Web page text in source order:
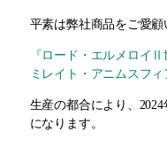
平素は弊社商品をご愛顧
『ロード・エルメロイ
ミレイト・アニムスフィ
生産の都合により、
になります。